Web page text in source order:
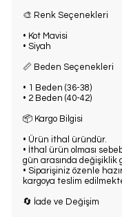
🎨 Renk Seçenekleri
• Kot Mavisi
• Siyah
📏 Beden Seçenekleri
• 1 Beden (36-38)
• 2 Beden (40-42)
📦 Kargo Bilgisi
• Ürün ithal üründür.
• İthal ürün olması
gün arasında değişiklik
• Siparişiniz özenle
kargoya teslim
🔄 İade ve Değişim